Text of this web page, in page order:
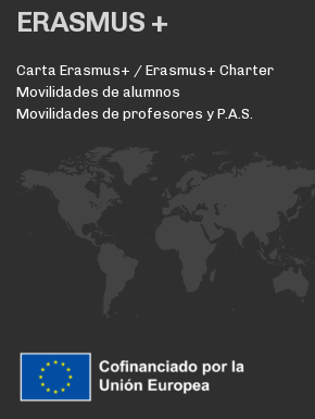
ERASMUS +
Carta Erasmus+ / Erasmus+ Charter
Movilidades de alumnos
Movilidades de profesores y P.A.S.